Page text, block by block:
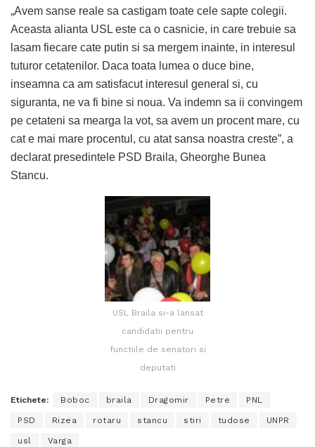
„Avem sanse reale sa castigam toate cele sapte colegii.
Aceasta alianta USL este ca o casnicie, in care trebuie sa
lasam fiecare cate putin si sa mergem inainte, in interesul
tuturor cetatenilor. Daca toata lumea o duce bine,
inseamna ca am satisfacut interesul general si, cu
siguranta, ne va fi bine si noua. Va indemn sa ii convingem
pe cetateni sa mearga la vot, sa avem un procent mare, cu
cat e mai mare procentul, cu atat sansa noastra creste”, a
declarat presedintele PSD Braila, Gheorghe Bunea
Stancu.
USL Braila si-a lansat
candidatii pentru
functiile de senatori si
deputati
Etichete: Boboc braila Dragomir Petre PNL
PSD Rizea rotaru stancu stiri tudose UNPR
usl Varga